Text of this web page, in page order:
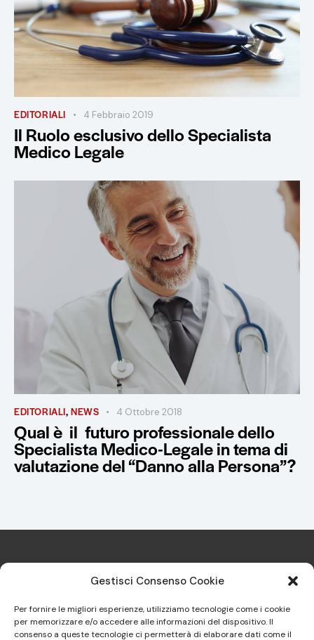
Gestisci Consenso Cookie
Per fornire le migliori esperienze, utilizziamo tecnologie come i cookie
per memorizzare e/o accedere alle informazioni del dispositivo. Il
consenso a queste tecnologie ci permetterà di elaborare dati come il
EDITORIALI 4 Febbraio 2019
Il Ruolo esclusivo dello Specialista
Medico Legale
EDITORIALI,NEWS 4 Ottobre 2018
Qual è il futuro professionale dello
Specialista Medico-Legale in tema di
valutazione del “Danno alla Persona”?
Sindacato Italiano Specialisti in